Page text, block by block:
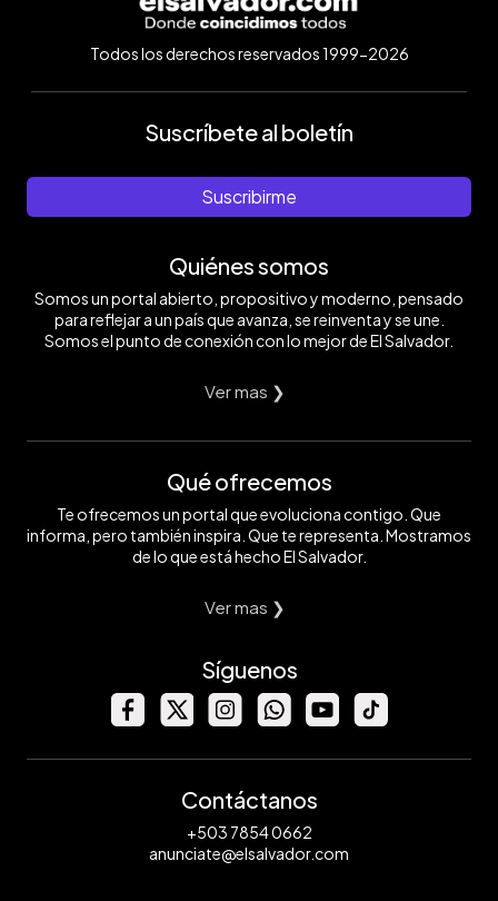
Todos los derechos reservados 1999-2026
Suscríbete al boletín
Suscribirme
Quiénes somos
Somos un portal abierto, propositivo y moderno, pensado
para reflejar a un país que avanza, se reinventa y se une.
Somos el punto de conexión con lo mejor de El Salvador.
Ver mas ❯
Qué ofrecemos
Te ofrecemos un portal que evoluciona contigo. Que
informa, pero también inspira. Que te representa. Mostramos
de lo que está hecho El Salvador.
Ver mas ❯
Síguenos
Contáctanos
+503 7854 0662
anunciate@elsalvador.com